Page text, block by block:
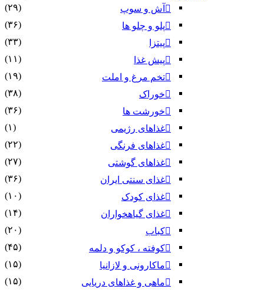
آش و سوپ
(۲۹)
پلو و چلو ها
(۳۶)
پیتزا
(۳۳)
پیش غذا
(۱۱)
تخم مرغ و املت
(۱۹)
خوراک
(۳۸)
خورشت ها
(۳۶)
غذاهای رژیمی
(۱)
غذاهای فرنگی
(۲۲)
غذاهای گوشتی
(۲۷)
غذای سنتی ایران
(۳۶)
غذای کودک
(۱۰)
غذای گیاهخواران
(۱۴)
کباب
(۲۰)
کوفته ، کوکو و دلمه
(۴۵)
ماکارونی و لازانیا
(۱۵)
ماهی و غذاهای دریایی
(۱۵)